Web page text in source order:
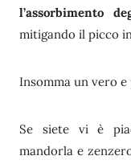
l’assorbimento
mitigando il picco
Insomma un vero
Se siete vi è
mandorla e